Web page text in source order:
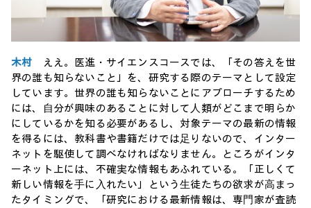
木村 ええ。医進・サイエンスコースでは、「その答えを世
界の誰も知らないこと」を、研究する際のテーマとして設定
しています。世界の誰も知らないことにアプローチするため
には、⾃分が興味のあることに対して⼈類がどこまで明らか
にしているかを知る必要があるし、対象テーマの最新の情報
を得るには、教科書や書籍だけでは⾜りないので、インター
ネットを駆使して調べなければなりません。ところがインタ
ーネット上には、不確実な情報もあふれている。「正しくて
新しい情報を⼿に⼊れたい」という⽣徒たちの欲求が⾼まっ
たタイミングで、「研究における最新情報は、専⾨家が査読